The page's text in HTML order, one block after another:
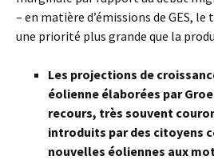
– en matière d’émissions de GES,
une priorité plus grande que la
Les projections de
éolienne élaborées par
recours, très souvent
introduits par des citoyens
nouvelles éoliennes aux